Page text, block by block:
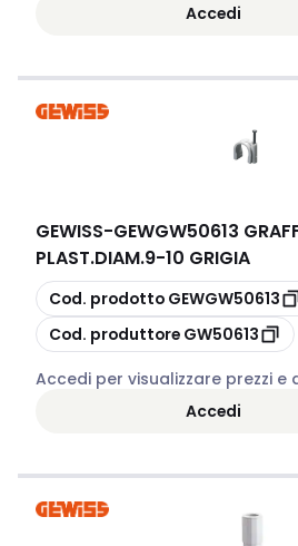
Accedi
GEWISS-GEWGW50613
PLAST.DIAM.9-10 GRIGIA
copia
Cod. prodotto GEWGW50613
copia
Cod. produttore GW50613
Accedi per visualizzare prezzi e
Accedi